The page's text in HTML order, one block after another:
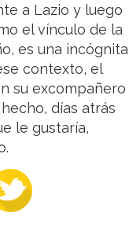
a Lazio y luego
el vínculo de la
es una incógnita
contexto, el
su excompañero
días atrás
le gustaría,